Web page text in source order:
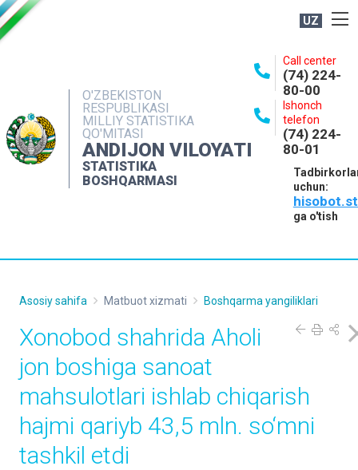
UZ
O'ZBEKISTON
RESPUBLIKASI
MILLIY STATISTIKA
QO'MITASI
ANDIJON VILOYATI
STATISTIKA
BOSHQARMASI
Call center
(74) 224-
80-00
Ishonch
telefon
(74) 224-
80-01
uchun:
ga o'tish
NASHRLAR
INTERAKTIV XIZMATLAR
MATBUOT XIZMATI
MUROJAATLAR
Asosiy sahifa Matbuot xizmati Boshqarma yangiliklari
Xonobod shahrida Aholi
jon boshiga sanoat
mahsulotlari ishlab chiqarish
hajmi qariyb 43,5 mln. so‘mni
tashkil etdi